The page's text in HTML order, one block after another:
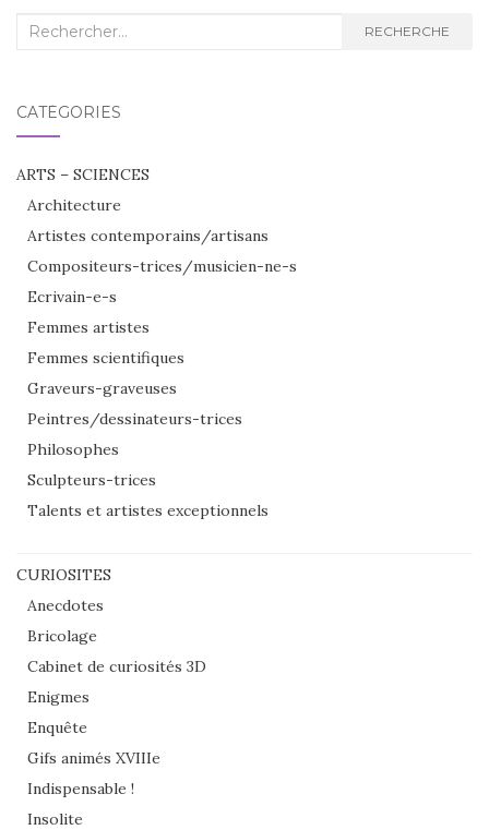
Recherche
RECHERCHE
CATÉGORIES
ARTS – SCIENCES
Architecture
Artistes contemporains/artisans
Compositeurs-trices/musicien-ne-s
Ecrivain-e-s
Femmes artistes
Femmes scientifiques
Graveurs-graveuses
Peintres/dessinateurs-trices
Philosophes
Sculpteurs-trices
Talents et artistes exceptionnels
CURIOSITES
Anecdotes
Bricolage
Cabinet de curiosités 3D
Enigmes
Enquête
Gifs animés XVIIIe
Indispensable !
Insolite